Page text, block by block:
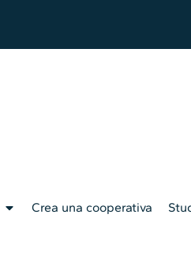
Crea una cooperativa